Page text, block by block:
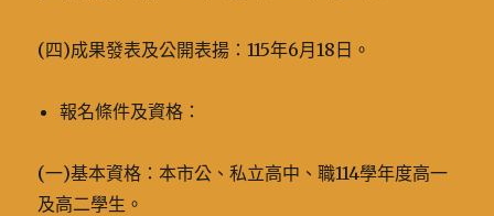
(四)成果發表及公開表揚：115年6月18日。
報名條件及資格：
(一)基本資格：本市公、私立高中、職114學年度高一
及高二學生。